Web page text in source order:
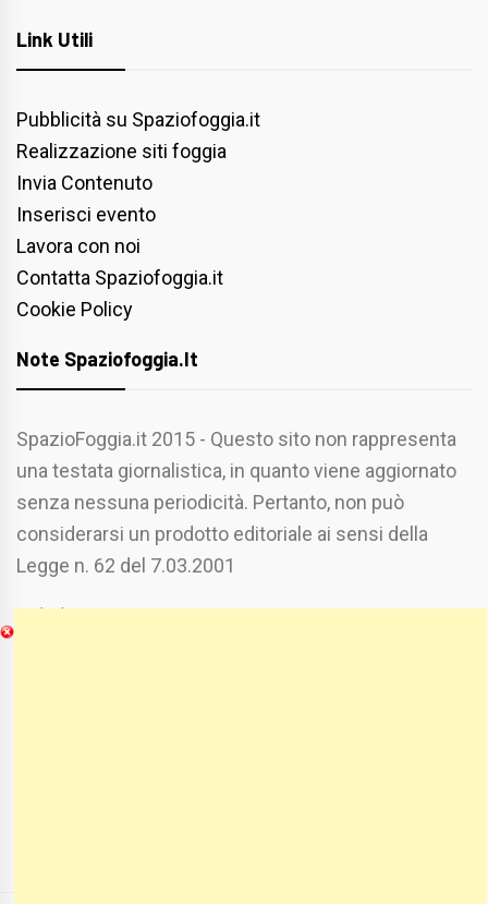
Link Utili
Pubblicità su Spaziofoggia.it
Realizzazione siti foggia
Invia Contenuto
Inserisci evento
Lavora con noi
Contatta Spaziofoggia.it
Cookie Policy
Note Spaziofoggia.it
SpazioFoggia.it 2015 - Questo sito non rappresenta
una testata giornalistica, in quanto viene aggiornato
senza nessuna periodicità. Pertanto, non può
considerarsi un prodotto editoriale ai sensi della
Legge n. 62 del 7.03.2001
Chi Siamo